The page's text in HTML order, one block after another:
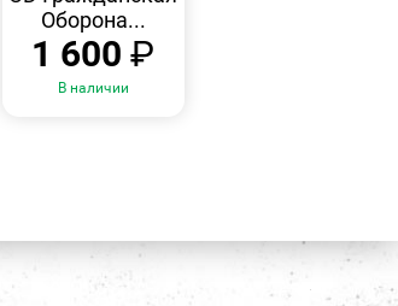
Оборона...
1 600₽
В наличии